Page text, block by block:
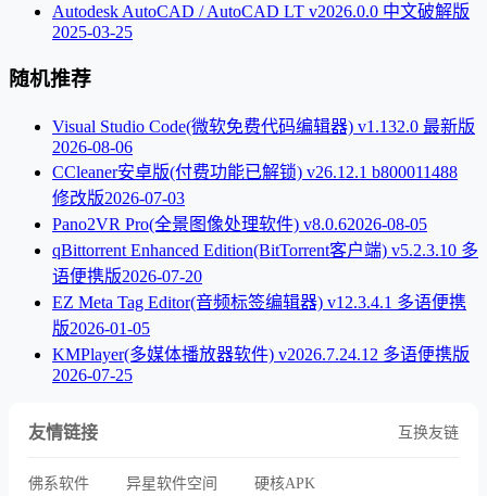
Autodesk AutoCAD / AutoCAD LT v2026.0.0 中文破解版
2025-03-25
随机推荐
Visual Studio Code(微软免费代码编辑器) v1.132.0 最新版
2026-08-06
CCleaner安卓版(付费功能已解锁) v26.12.1 b800011488
修改版2026-07-03
Pano2VR Pro(全景图像处理软件) v8.0.62026-08-05
qBittorrent Enhanced Edition(BitTorrent客户端) v5.2.3.10 多
语便携版2026-07-20
EZ Meta Tag Editor(音频标签编辑器) v12.3.4.1 多语便携
版2026-01-05
KMPlayer(多媒体播放器软件) v2026.7.24.12 多语便携版
2026-07-25
友情链接 互换友链
佛系软件 异星软件空间 硬核APK